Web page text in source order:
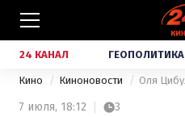
24 КАНАЛ ГЕОПОЛИТИКА
Кино Киноновости
7 июля, 18:12 3